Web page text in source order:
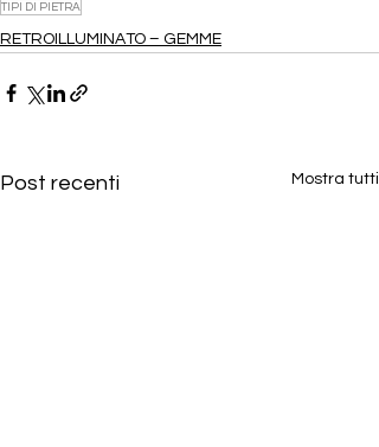
TIPI DI PIETRA
RETROILLUMINATO – GEMME
Post recenti Mostra tutti